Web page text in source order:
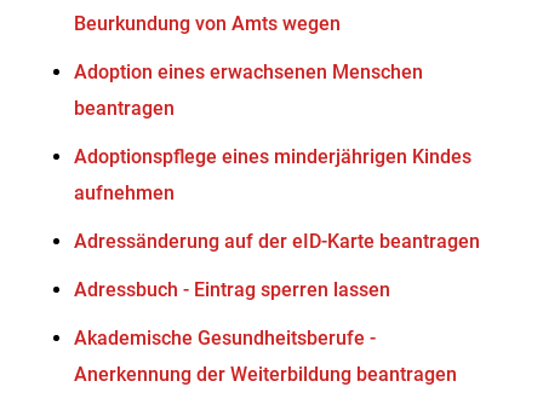
Beurkundung von Amts wegen
Adoption eines erwachsenen Menschen
beantragen
Adoptionspflege eines minderjährigen Kindes
aufnehmen
Adressänderung auf der eID-Karte beantragen
Adressbuch - Eintrag sperren lassen
Akademische Gesundheitsberufe -
Anerkennung der Weiterbildung beantragen